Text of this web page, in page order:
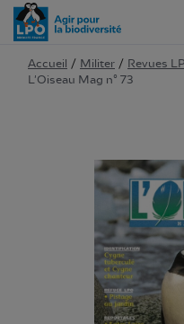
Accueil / Militer / Revues
L'Oiseau Mag n° 73